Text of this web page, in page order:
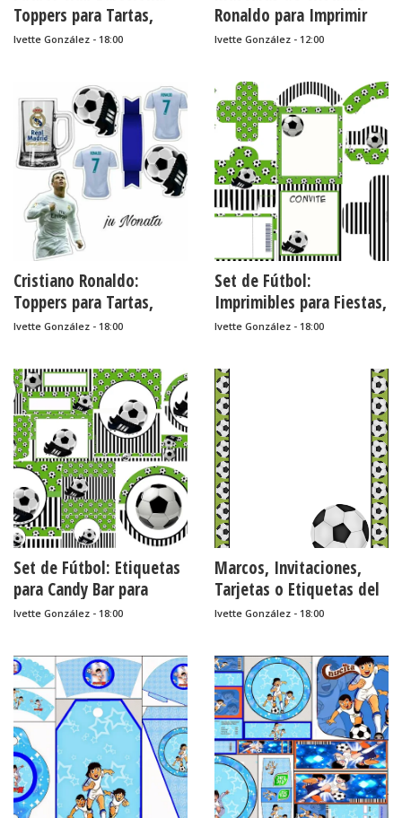
Toppers para Tartas,
Tortas, Pasteles,
Imprimir Gratis.
Ivette González - 18:00
Ronaldo para Imprimir
Gratis.
Ivette González - 12:00
Cristiano Ronaldo:
Toppers para Tartas,
Tortas, Pasteles,
Imprimir Gratis.
Ivette González - 18:00
Set de Fútbol:
Imprimibles para Fiestas,
Invitaciones y Cajas para
Ivette González - 18:00
Set de Fútbol: Etiquetas
para Candy Bar para
Imprimir Gratis.
Ivette González - 18:00
Marcos, Invitaciones,
Tarjetas o Etiquetas del
Futbol para Imprimir
Ivette González - 18:00